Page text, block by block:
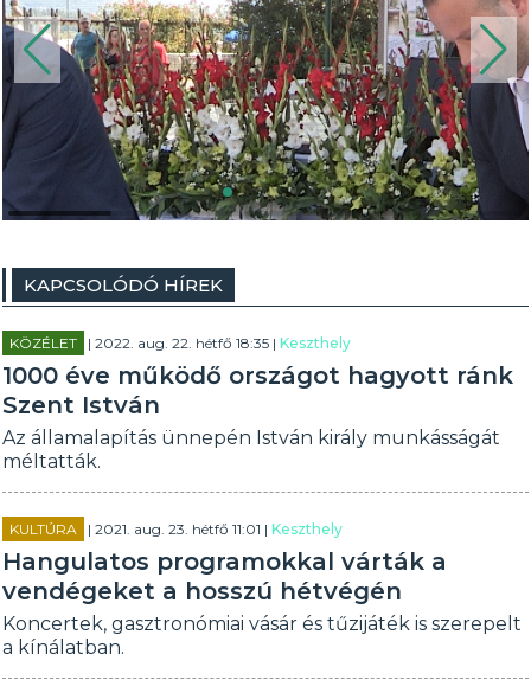
KAPCSOLÓDÓ HÍREK
KÖZÉLET | 2022. aug. 22. hétfő 18:35 |Keszthely
1000 éve működő országot hagyott ránk
Szent István
Az államalapítás ünnepén István király munkásságát
méltatták.
KULTÚRA | 2021. aug. 23. hétfő 11:01 |Keszthely
Hangulatos programokkal várták a
vendégeket a hosszú hétvégén
Koncertek, gasztronómiai vásár és tűzijáték is szerepelt
a kínálatban.